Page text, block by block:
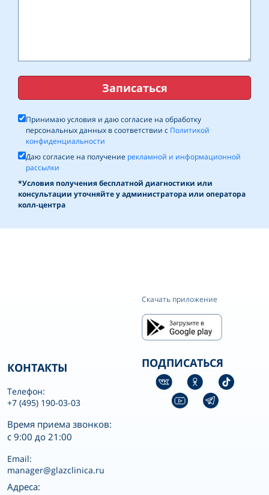
Записаться
Принимаю условия и даю согласие на обработку
персональных данных в соответствии с Политикой
конфиденциальности
Даю согласие на получение рекламной и информационной
рассылки
*Условия получения бесплатной диагностики или
консультации уточняйте у администратора или оператора
колл-центра
Скачать приложение
КОНТАКТЫ
Телефон:
+7 (495) 190-03-03
Время приема звонков:
с 9:00 до 21:00
Email:
manager@glazclinica.ru
Адреса:
ПОДПИСАТЬСЯ